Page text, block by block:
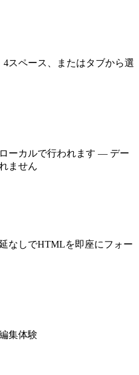
スペース、またはタブから選
ーカルで行われます — デー
ません
なしでHTMLを即座にフォー
集体験